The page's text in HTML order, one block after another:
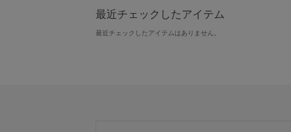
最近チェックしたアイテム
最近チェックしたアイテムはありません。